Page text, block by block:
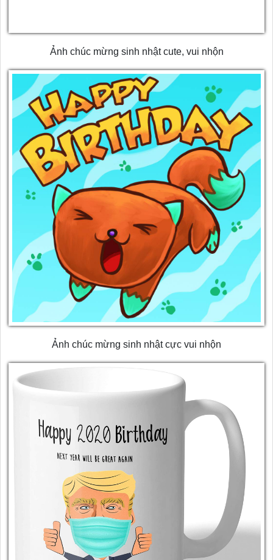
Ảnh chúc mừng sinh nhật cute, vui nhộn
Ảnh chúc mừng sinh nhật cực vui nhộn